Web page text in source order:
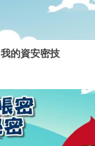
我的資安密技